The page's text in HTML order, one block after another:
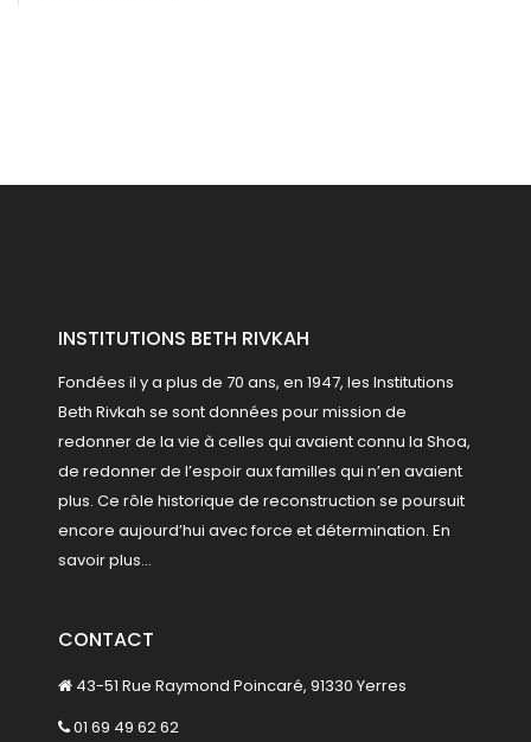
INSTITUTIONS BETH RIVKAH
Fondées il y a plus de 70 ans, en 1947, les Institutions
Beth Rivkah se sont données pour mission de
redonner de la vie à celles qui avaient connu la Shoa,
de redonner de l’espoir aux familles qui n’en avaient
plus. Ce rôle historique de reconstruction se poursuit
encore aujourd’hui avec force et détermination. En
savoir plus...
CONTACT
43-51 Rue Raymond Poincaré, 91330 Yerres
01 69 49 62 62